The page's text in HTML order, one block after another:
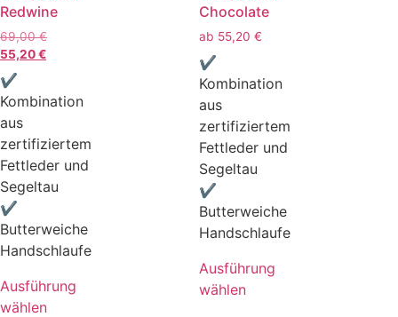
Redwine
69,00€
55,20€
✔
Kombination
aus
zertifiziertem
Fettleder und
Segeltau
✔
Butterweiche
Handschlaufe
Ausführung
wählen
Chocolate
ab 55,20 €
✔
Kombination
aus
zertifiziertem
Fettleder und
Segeltau
✔
Butterweiche
Handschlaufe
Ausführung
wählen